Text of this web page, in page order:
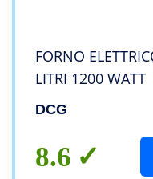
FORNO
LITRI 1200 WATT
DCG
8.6